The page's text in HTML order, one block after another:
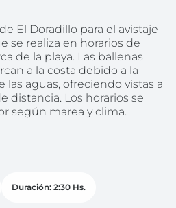
El Doradillo para el avistaje
se realiza en horarios de
de la playa. Las ballenas
a la costa debido a la
aguas, ofreciendo vistas a
distancia. Los horarios se
según marea y clima.
Duración: 2:30 Hs.